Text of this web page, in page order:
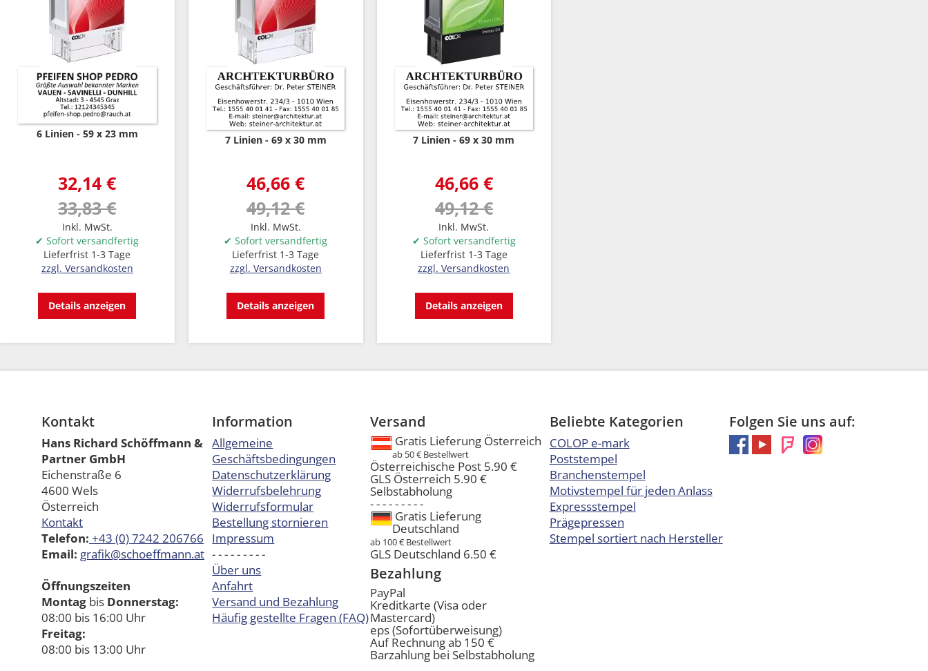
6 Linien 59 x 23 mm
32,14 €
33,83 €
Inkl. MwSt.
✔ Sofort versandfertig
Lieferfrist 1-3 Tage
zzgl. Versandkosten
Details anzeigen
7 Linien 69 x 30 mm
46,66 €
49,12 €
Inkl. MwSt.
✔ Sofort versandfertig
Lieferfrist 1-3 Tage
zzgl. Versandkosten
Details anzeigen
7 Linien 69 x 30 mm
46,66 €
49,12 €
Inkl. MwSt.
✔ Sofort versandfertig
Lieferfrist 1-3 Tage
zzgl. Versandkosten
Details anzeigen
Kontakt
Hans Richard Schöffmann &
Partner GmbH
Eichenstraße 6
4600 Wels
Österreich
Kontakt
Telefon: +43 (0) 7242 206766
Email: grafik@schoeffmann.at
Öffnungszeiten
Montag bis Donnerstag:
08:00 bis 16:00 Uhr
Freitag:
08:00 bis 13:00 Uhr
Information
Allgemeine
Geschäftsbedingungen
Datenschutzerklärung
Widerrufsbelehrung
Widerrufsformular
Bestellung stornieren
Impressum
- - - - - - - - -
Über uns
Anfahrt
Versand und Bezahlung
Häufig gestellte Fragen (FAQ)
Versand
Gratis Lieferung Österreich
ab 50 € Bestellwert
Österreichische Post 5.90 €
GLS Österreich 5.90 €
Selbstabholung
- - - - - - - - -
Gratis Lieferung
Deutschland
ab 100 € Bestellwert
GLS Deutschland 6.50 €
Bezahlung
PayPal
Kreditkarte (Visa oder
Mastercard)
eps (Sofortüberweisung)
Auf Rechnung ab 150 €
Barzahlung bei Selbstabholung
Beliebte Kategorien
COLOP e-mark
Poststempel
Branchenstempel
Motivstempel für jeden Anlass
Expressstempel
Prägepressen
Stempel sortiert nach Hersteller
Folgen Sie uns auf: